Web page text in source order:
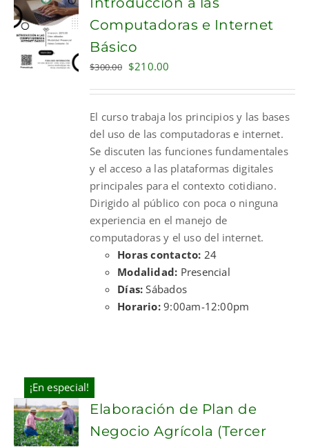
ADD TO
Computadoras e Internet
Básico
$300.00 Original
$300.00.
$210.00
$210.00.
El curso trabaja los principios y las bases
del uso de las computadoras e internet.
Se discuten las funciones fundamentales
y el acceso a las plataformas digitales
principales para el contexto cotidiano.
Dirigido al público con poca o ninguna
experiencia en el manejo de
computadoras y el uso del internet.
Horas contacto: 24
Modalidad: Presencial
Días: Sábados
Horario:9:00am-12:00pm
¡En especial!
ADD TO
CART
Elaboración de Plan de
Negocio Agrícola (Tercer